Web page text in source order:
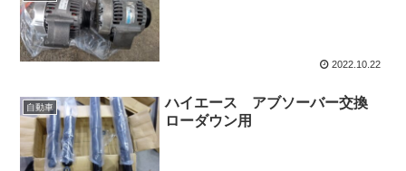
2022.10.22
自動車
ハイエース アブソーバー交換
ローダウン用